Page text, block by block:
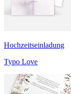
Hochzeitseinladung
Typo Love